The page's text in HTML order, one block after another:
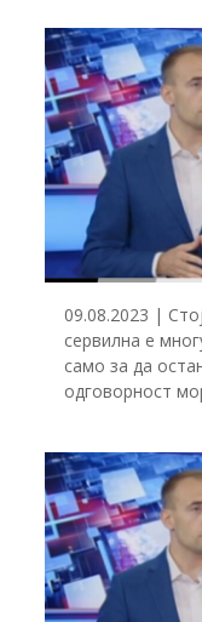
09.08.2023 |
сервилна е
само за да
одговорност